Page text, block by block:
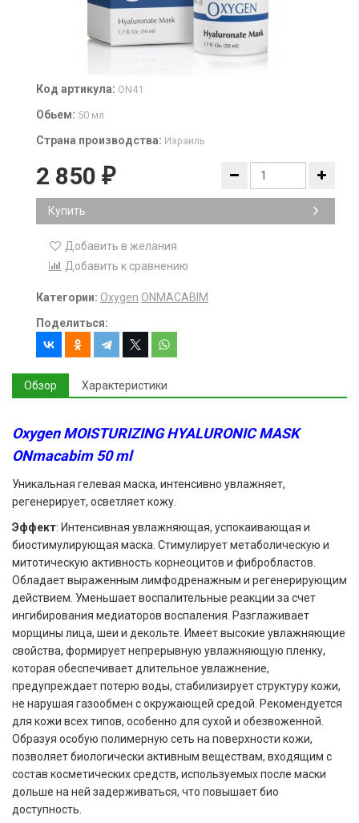
Код артикула: ON41
Обьем: 50 мл
Страна производства: Израиль
2 850 ₽
Купить
Добавить в желания
Добавить к сравнению
Категории: Oxygen ONMACABIM
Поделиться:
Обзор Характеристики
Oxygen MOISTURIZING HYALURONIC MASK
ONmacabim 50 ml
Уникальная гелевая маска, интенсивно увлажняет,
регенерирует, осветляет кожу.
Эффект: Интенсивная увлажняющая, успокаивающая и
биостимулирующая маска. Стимулирует метаболическую и
митотическую активность корнеоцитов и фибробластов.
Обладает выраженным лимфодренажным и регенерирующим
действием. Уменьшает воспалительные реакции за счет
ингибирования медиаторов воспаления. Разглаживает
морщины лица, шеи и декольте. Имеет высокие увлажняющие
свойства, формирует непрерывную увлажняющую пленку,
которая обеспечивает длительное увлажнение,
предупреждает потерю воды, стабилизирует структуру кожи,
не нарушая газообмен с окружающей средой. Рекомендуется
для кожи всех типов, особенно для сухой и обезвоженной.
Образуя особую полимерную сеть на поверхности кожи,
позволяет биологически активным веществам, входящим с
состав косметических средств, используемых после маски
дольше на ней задерживаться, что повышает био
доступность.